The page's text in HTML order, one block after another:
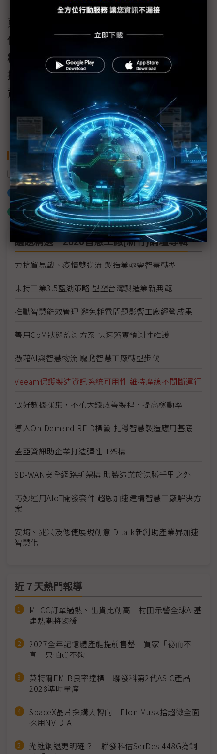
更有甚者，Veeam還容許用戶將可用性防線延
伸到公有雲，意即可利用公有雲存放備份資
料，必要時可將之還原回本地機房，或選擇直
接還原回雲端虛擬機，竭盡所能確保現代製造
資訊系統全時運轉不停頓。
關鍵字
Veeam Software 智慧製造
加入已選取到「關鍵字追蹤」
什麼是「關鍵字追蹤」
議題精選－2020智慧工廠(新竹)論壇專輯
力抗貿易戰、疫情雙逆流 製造業亟需智慧轉型
秉持工業3.5藍湖策略 型塑台灣製造業新典範
推動智慧能效管理 避免耗電問題影響工廠經營成果
善用CbM狀態監測方案 快速落實預測性維護
憑藉AI與智慧物流 驅動智慧工廠轉型步伐
Veeam保護製造資訊系統可用性 維持產線不間斷運行
做好數據採集，不花大錢改善製程、提高稼動率
導入On-Demand RFID標籤 扎穩智慧製造應用基底
蓋亞資訊助企業打造彈性IT架構
SD-WAN安全網路新架構 助製造業於決勝千里之外
巧妙運用AIoT開發套件 超恩加速建構智慧工廠解決方
案
安堉、兆米及偲倢展現創意 D talk新創助產業界加速
智慧化
近７天熱門報導
MLCC訂單過熱、出貨比創高 村田示警全球AI基
建熱潮將趨緩
2027全年記憶體產能提前售罄 買家「祕而不
宣」只怕買不夠
英特爾EMIB良率達標 聯發科第2代ASIC產品
2028準時量產
SpaceX晶片採購大轉向 Elon Musk捨超微全面
採用NVIDIA
光進銅退更明確？ 聯發科估SerDes 448G為銅